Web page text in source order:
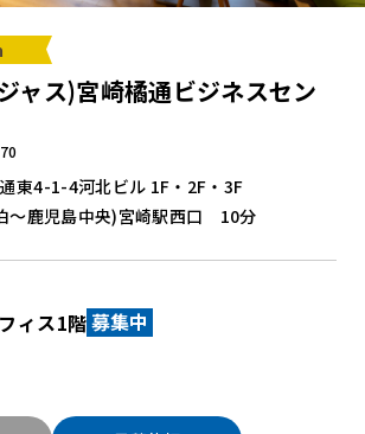
ャス)宮崎橘通ビジネスセン
東4-1-4河北ビル 1F・2F・3F
～鹿児島中央)宮崎駅西口 10分
ィス1階 募集中